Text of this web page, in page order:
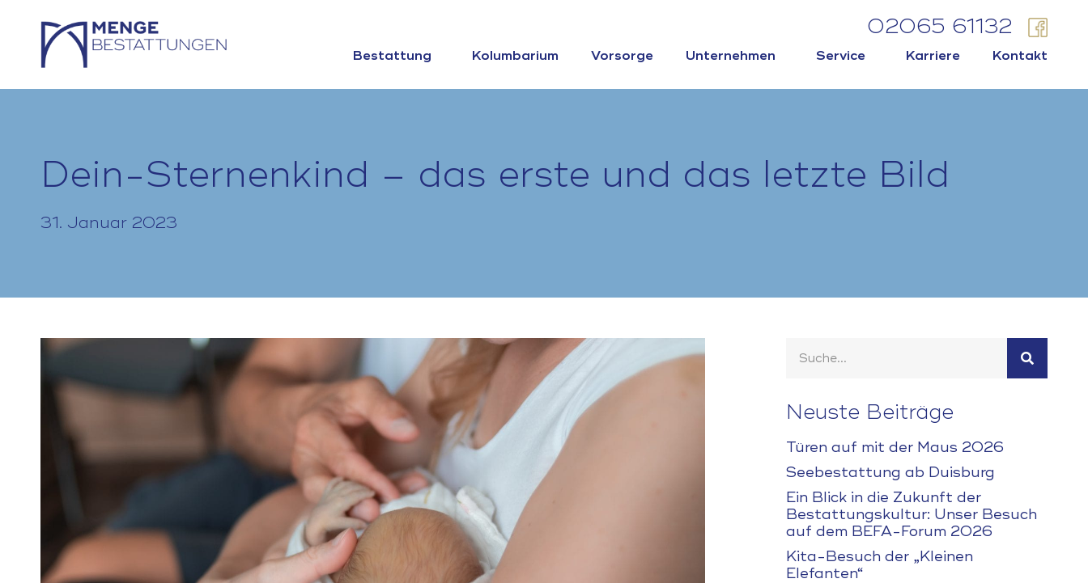
02065 61132
Bestattung Kolumbarium Vorsorge Unternehmen Service Karriere Kontakt
Dein-Sternenkind – das erste und das letzte Bild
31. Januar 2023
Neuste Beiträge
Türen auf mit der Maus 2026
Seebestattung ab Duisburg
Ein Blick in die Zukunft der
Bestattungskultur: Unser Besuch
auf dem BEFA-Forum 2026
Kita-Besuch der „Kleinen
Elefanten“